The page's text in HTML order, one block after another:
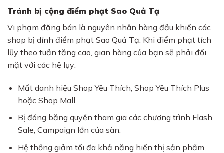
Tránh bị cộng điểm phạt Sao Quả Tạ
Vi phạm đăng bán là nguyên nhân hàng đầu khiến các
shop bị dính điểm phạt Sao Quả Tạ. Khi điểm phạt tích
lũy theo tuần tăng cao, gian hàng của bạn sẽ phải đối
mặt với các hệ lụy:
Mất danh hiệu Shop Yêu Thích, Shop Yêu Thích Plus
hoặc Shop Mall.
Bị đóng băng quyền tham gia các chương trình Flash
Sale, Campaign lớn của sàn.
Hệ thống giảm tối đa khả năng hiển thị sản phẩm,